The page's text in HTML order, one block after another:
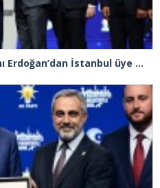
Kasımpaşalı Cumhurbaşkanı Erdoğan’dan İstanbul üye birincisi Beyoğlu İlçe Başkanı Kasım Fırat’a plaket